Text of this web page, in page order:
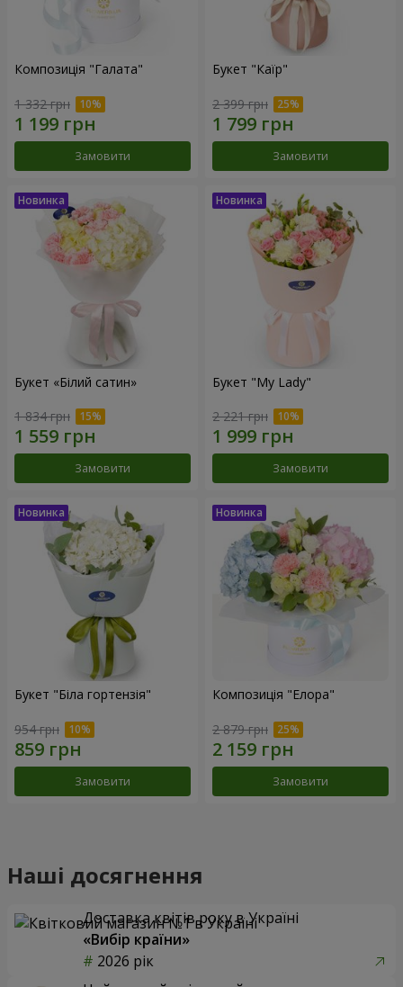
Композиція "Галата"
1 332 грн
Замовити
Букет "Каїр"
2 399 грн
Замовити
Букет «Білий сатин»
1 834 грн
Замовити
Букет "My Lady"
2 221 грн
Замовити
Букет "Біла гортензія"
954 грн
Замовити
Композиція "Елора"
2 879 грн
Замовити
Наші досягнення
Доставка квітів року в Україні
«Вибір країни»
2026 рік